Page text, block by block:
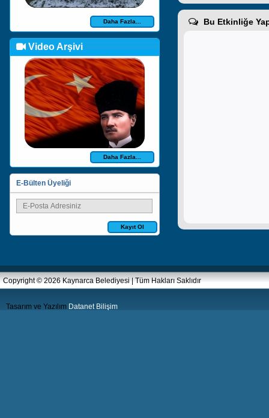
Daha Fazla...
Video Arşivi
Daha Fazla...
E-Bülten Üyeliği
Kayıt Ol
Bu Etkinliğe
Copyright © 2026 Kaynarca Belediyesi | Tüm Hakları Saklıdır
Tasarım ve Yazılım Datanet Bilişim